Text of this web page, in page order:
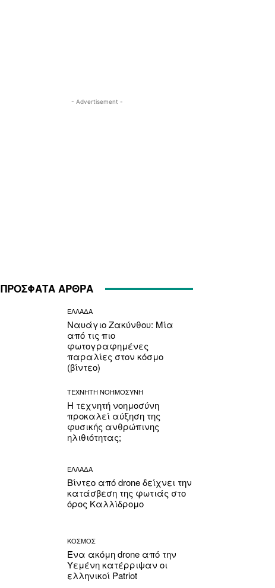
- Advertisement -
ΠΡΟΣΦΑΤΑ ΑΡΘΡΑ
ΕΛΛΑΔΑ
Ναυάγιο Ζακύνθου: Μία
από τις πιο
φωτογραφημένες
παραλίες στον κόσμο
(βίντεο)
ΤΕΧΝΗΤΗ ΝΟΗΜΟΣΥΝΗ
Η τεχνητή νοημοσύνη
προκαλεί αύξηση της
φυσικής ανθρώπινης
ηλιθιότητας;
ΕΛΛΑΔΑ
Βίντεο από drone δείχνει την
κατάσβεση της φωτιάς στο
όρος Καλλίδρομο
ΚΟΣΜΟΣ
Ένα ακόμη drone από την
Υεμένη κατέρριψαν οι
ελληνικοί Patriot